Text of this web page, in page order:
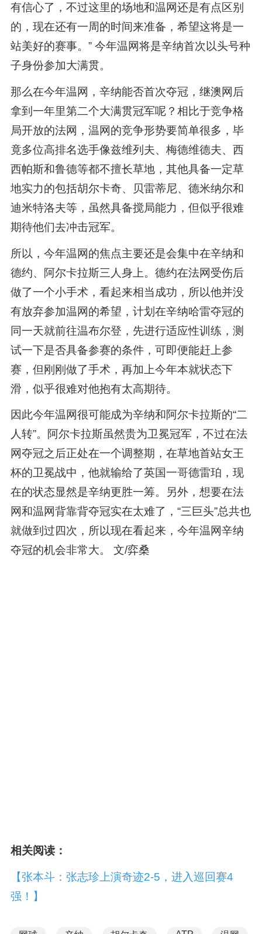
有信心了，不过这里的场地和温网还是有点区别
的，现在还有一周的时间来准备，希望这将是一
站美好的赛事。” 今年温网将是辛纳首次以头号种
子身份参加大满贯。
那么在今年温网，辛纳能否首次夺冠，继澳网后
拿到一年里第二个大满贯冠军呢？相比于竞争格
局开放的法网，温网的竞争形势要简单很多，毕
竟多位高排名选手像兹维列夫、梅德维德夫、西
西帕斯和鲁德等都不擅长草地，其他具备一定草
地实力的包括胡尔卡奇、贝雷蒂尼、德米纳尔和
迪米特洛夫等，虽然具备搅局能力，但似乎很难
期待他们去冲击冠军。
所以，今年温网的焦点主要还是会集中在辛纳和
德约、阿尔卡拉斯三人身上。德约在法网受伤后
做了一个小手术，看起来相当成功，所以他并没
有放弃参加温网的希望，计划在辛纳哈雷夺冠的
同一天就前往温布尔登，先进行适应性训练，测
试一下是否具备参赛的条件，可即便能赶上参
赛，但刚刚做了手术，再加上今年本就状态下
滑，似乎很难对他抱有太高期待。
因此今年温网很可能成为辛纳和阿尔卡拉斯的“二
人转”。阿尔卡拉斯虽然贵为卫冕冠军，不过在法
网夺冠之后正处在一个调整期，在草地首站女王
杯的卫冕战中，他就输给了英国一哥德雷珀，现
在的状态显然是辛纳更胜一筹。另外，想要在法
网和温网背靠背夺冠实在太难了，“三巨头”总共也
就做到过四次，所以现在看起来，今年温网辛纳
夺冠的机会非常大。 文/弈桑
相关阅读：
【张本斗：张志珍上演奇迹2-5，进入巡回赛4
强！】